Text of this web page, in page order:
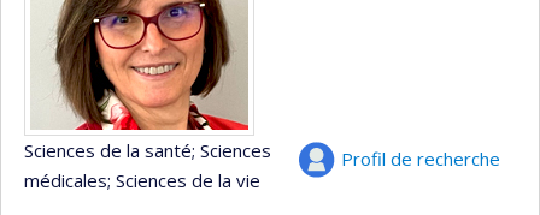
Profil de recherche
Sciences de la santé; Sciences
médicales; Sciences de la vie